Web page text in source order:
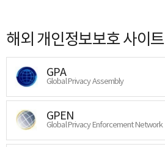
해외 개인정보보호 사이트
GPA
Global Privacy Assembly
GPEN
Global Privacy Enforcement Network